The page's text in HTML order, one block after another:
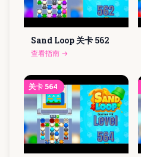
Sand Loop 关卡 562
查看指南 →
关卡 564